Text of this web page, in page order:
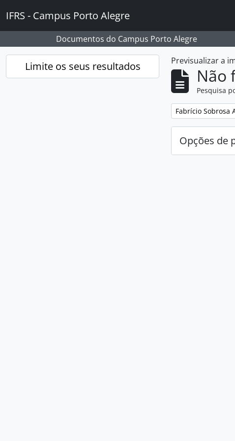
IFRS - Campus Porto Alegre
Documentos do Campus Porto Alegre
Limite os seus resultados Previsualizar a
Não
Pesquisa
Remover filtro:
Fabrício Sobrosa
Opções de